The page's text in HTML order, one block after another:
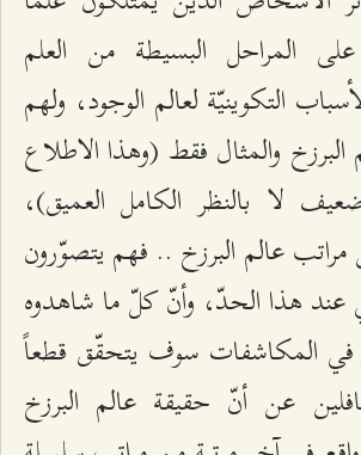
المراحل البسيطة من العلم
التكوينيّة لعالم الوجود، ولهم
والمثال فقط (وهذا الاطلاع
لا بالنظر الكامل العميق)،
مراتب عالم البرزخ .. فهم يتصوّرون
عند هذا الحدّ، وأنّ كلّ ما شاهدوه
في المكاشفات سوف يتحقّق قطعاً
عن أنّ حقيقة عالم البرزخ